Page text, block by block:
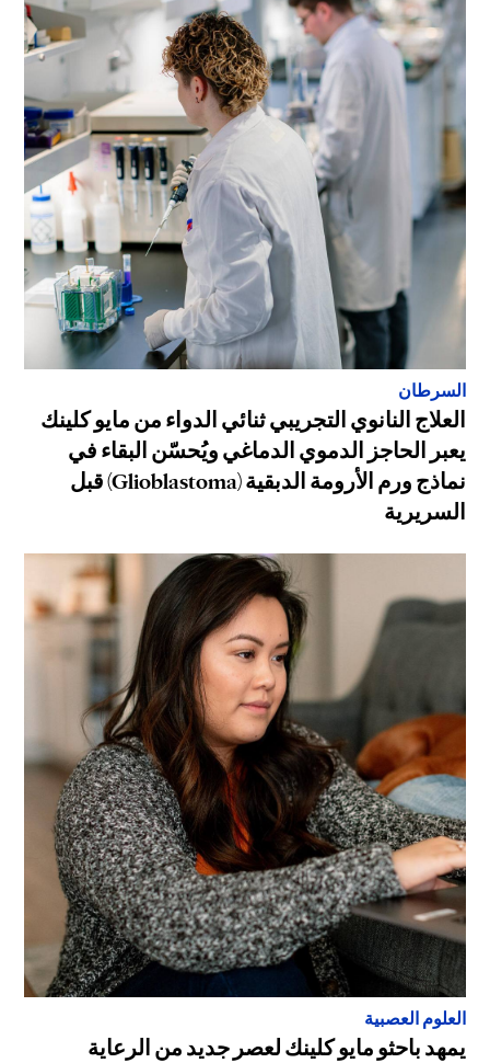
السرطان
العلاج النانوي التجريبي ثنائي الدواء من مايو كلينك
يعبر الحاجز الدموي الدماغي ويُحسّن البقاء في
نماذج ورم الأرومة الدبقية (Glioblastoma) قبل
السريرية
العلوم العصبية
يمهد باحثو مايو كلينك لعصر جديد من الرعاية